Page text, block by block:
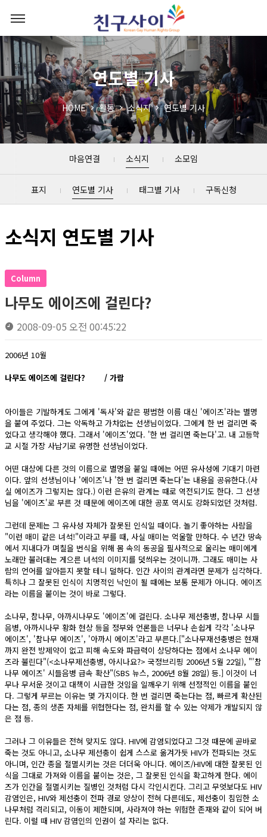
연도별 기사
HOME 활동 소식지 연도별 기사
마음연결 소식지 소모임
표지 연도별 기사 태그별 기사 구독신청
소식지 연도별 기사
Column
나무도 에이즈에 걸린다?
2008-09-05 오전 00:45:22
2006년 10월
나무도 에이즈에 걸린다? / 가람
아이들은 기발하게도 그에게 '독사'와 같은 평범한 이름 대신 '에이즈'라는 별명
을 붙여 주었다. 그는 악독하고 가차없는 선생님이었다. 그에게 한 번 걸리면 죽
었다고 생각해야 했다. 그래서 '에이즈'였다. '한 번 걸리면 죽는다'고. 내 고등학
교 시절 가장 사납기로 유명한 선생님이었다.
어떤 대상에 다른 것의 이름으로 별명을 붙일 때에는 어떤 유사성에 기대기 마련
이다. 앞의 선생님이나 '에이즈'나 '한 번 걸리면 죽는다'는 내용을 공유한다.(사
실 에이즈가 그렇지는 않다.) 이런 은유의 관계는 때로 역전되기도 한다. 그 선생
님을 '에이즈'로 부른 것 때문에 에이즈에 대한 공포 역시도 강화되었던 것처럼.
그런데 문제는 그 유사성 자체가 잘못된 인식일 때이다. 놀기 좋아하는 사람을
"이런 매미 같은 녀석!"이라고 부를 때, 사실 매미는 억울할 만하다. 수 년간 땅속
에서 지내다가 며칠을 번식을 위해 몸 속의 동공을 필사적으로 울리는 매미에게
노래만 불러대는 게으른 녀석의 이미지를 덧씌우는 것이니까. 그래도 매미는 사
람의 언어를 알아듣지 못할 테니 덜하다. 인간 사이의 관계라면 문제가 심각하다.
특히나 그 잘못된 인식이 치명적인 낙인이 될 때에는 보통 문제가 아니다. 에이즈
라는 이름을 붙이는 것이 바로 그렇다.
소나무, 참나무, 아까시나무도 '에이즈'에 걸린다. 소나무 제선충병, 참나무 시들
음병, 아까시나무 황화 현상 등을 정부와 언론들은 너무나 손쉽게 각각 '소나무
에이즈', '참나무 에이즈', '아까시 에이즈'라고 부른다.["소나무재선충병은 현재
까지 완전 방제약이 없고 피해 속도와 파급력이 상당하다는 점에서 소나무 에이
즈라 불린다"(<소나무제선충병, 아시나요?> 국정브리핑 2006년 5월 22일), "'참
나무 에이즈' 시들음병 급속 확산"(SBS 뉴스, 2006년 8월 28일) 등.] 이것이 너
무나 무서운 것이고 대책이 시급한 것임을 일깨우기 위해 선정적인 이름을 붙인
다. 그렇게 부르는 이유는 몇 가지이다. 한 번 걸리면 죽는다는 점, 빠르게 확산된
다는 점, 종의 생존 자체를 위협한다는 점, 완치를 할 수 있는 약제가 개발되지 않
은 점 등.
그러나 그 이유들은 전혀 맞지도 않다. HIV에 감염되었다고 그것 때문에 곧바로
죽는 것도 아니고, 소나무 제선충이 쉽게 스스로 옮겨가듯 HIV가 전파되는 것도
아니며, 인간 종을 절멸시키는 것은 더더욱 아니다. 에이즈/HIV에 대한 잘못된 인
식을 그대로 가져와 이름을 붙이는 것은, 그 잘못된 인식을 확고하게 한다. 에이
즈가 인간을 절멸시키는 질병인 것처럼 다시 각인시킨다. 그리고 무엇보다도 HIV
감염인은, HIV와 제선충이 전파 경로 양상이 전혀 다른데도, 제선충이 침입한 소
나무처럼 격리되고, 이동이 제한되며, 사라져야 하는 위험한 존재와 같이 되어 버
린다. 이럴 때 HIV 감염인의 인권이 설 자리는 없다.